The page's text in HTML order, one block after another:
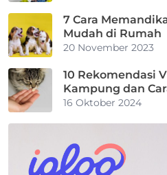
7 Cara
Mudah di Rumah
20 November 2023
10 Rekomendasi
Kampung dan
16 Oktober 2024